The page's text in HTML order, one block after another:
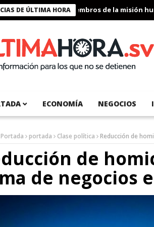
DE ÚLTIMA HORA
condecora a miembros de la misión
ECONOMÍA NEGOCIOS
Portada portada Clase política Reducción de
de
de negocios